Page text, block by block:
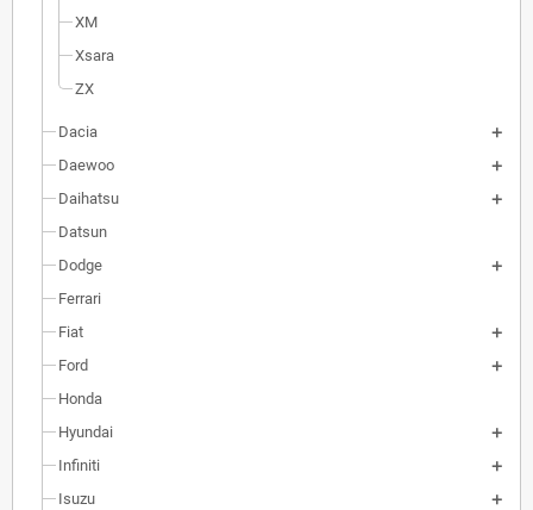
XM
Xsara
ZX
Dacia
Daewoo
Daihatsu
Datsun
Dodge
Ferrari
Fiat
Ford
Honda
Hyundai
Infiniti
Isuzu